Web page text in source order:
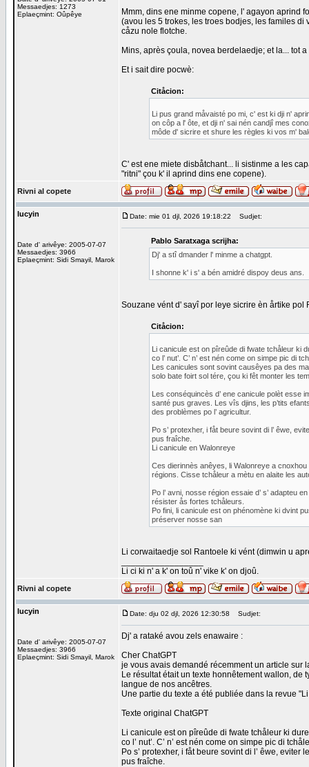
Messaedjes: 1273
Eplaeçmint: Oûpêye
Mmm, dins ene minme copene, l' agayon aprind
(avou les 5 trokes, les troes bodjes, les familes
cåzu nole flotche.
Mins, après çoula, novea berdelaedje; et la... tot a
Et i sait dire pocwè:
Citåcion:
Li pus grand måvaisté po mi, c' est ki dji n'
on côp a l' ôte, et dji n' sai nén candjî mes
môde d' sicrire et shure les règles ki vos m'
C' est ene miete disbåtchant... li sistinme a les
"ritni" çou k' il aprind dins ene copene).
Rivni al copete
lucyin
Date d' arivêye: 2005-07-07
Messaedjes: 3966
Eplaeçmint: Sidi Smayil, Marok
Date: mie 01 djl, 2026 19:18:22 Sudjet:
Pablo Saratxaga scrijha:
Dj' a stî dmander l' minme a chatgpt.
I shonne k' i s' a bén amidré dispoy deus ans.
Souzane vént d' sayî por leye sicrire èn årtike
Citåcion:
Li canicule est on pîreûde di fwate tchåleur ki
co l’ nut’. C’ n’ est nén come on simpe pic di
Les canicules sont sovint causêyes pa des
solo bate foirt sol tére, çou ki fêt monter les
Les conséquincès d’ ene canicule polèt esse
santé pus graves. Les vîs djins, les p’tits
des problèmes po l’ agricultur.
Po s’ protexher, i fåt beure sovint di l’ êwe,
pus fraîche.
Li canicule en Walonreye
Ces dierinnès anêyes, li Walonreye a
régions. Cisse tchåleur a mètu en alaite les
Po l’ avni, nosse région essaie d’ s’ adapteu
résister ås fortes tchåleurs.
Po fini, li canicule est on phénomène ki dvint
préserver nosse san
Li corwaitaedje sol Rantoele ki vént (dimwin u
Li ci ki n' a k' on toû n' vike k' on djoû.
Rivni al copete
lucyin
Date d' arivêye: 2005-07-07
Messaedjes: 3966
Eplaeçmint: Sidi Smayil, Marok
Date: dju 02 djl, 2026 12:30:58 Sudjet:
Dj' a rataké avou zels enawaire :
Cher ChatGPT
je vous avais demandé récemment un article sur
Le résultat était un texte honnêtement wallon,
langue de nos ancêtres.
Une partie du texte a été publiée dans la revue
Texte original ChatGPT
Li canicule est on pîreûde di fwate tchåleur ki
co l’ nut’. C’ n’ est nén come on simpe pic di
Po s’ protexher, i fåt beure sovint di l’ êwe, eviter
pus fraîche.